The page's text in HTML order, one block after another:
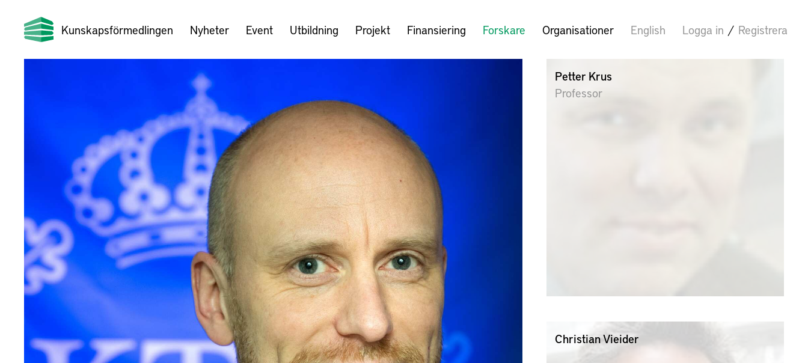
Kunskapsförmedlingen Nyheter Event Utbildning Projekt Finansiering Forskare Organisationer English Logga in / Registrera
Petter Krus
Professor
Christian Vieider